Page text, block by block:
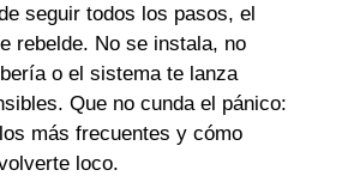
seguir todos los pasos, el
rebelde. No se instala, no
o el sistema te lanza
Que no cunda el pánico:
más frecuentes y cómo
loco.